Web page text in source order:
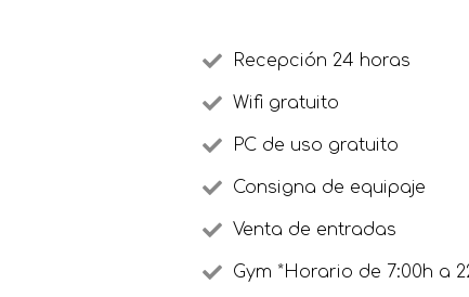
Recepción 24 horas
Wifi gratuito
PC de uso gratuito
Consigna de equipaje
Venta de entradas
Gym *Horario de 7:00h a